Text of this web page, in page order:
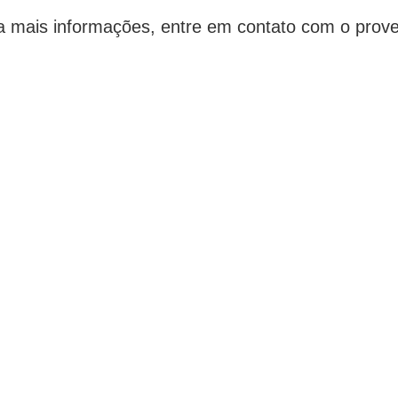
mais informações, entre em contato com o